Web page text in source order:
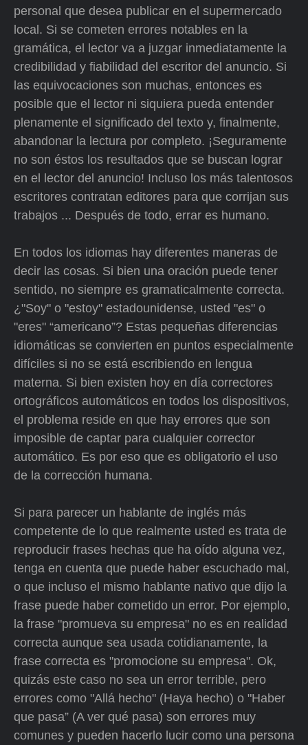
personal que desea publicar en el supermercado
local. Si se cometen errores notables en la
gramática, el lector va a juzgar inmediatamente la
credibilidad y fiabilidad del escritor del anuncio. Si
las equivocaciones son muchas, entonces es
posible que el lector ni siquiera pueda entender
plenamente el significado del texto y, finalmente,
abandonar la lectura por completo. ¡Seguramente
no son éstos los resultados que se buscan lograr
en el lector del anuncio! Incluso los más talentosos
escritores contratan editores para que corrijan sus
trabajos ... Después de todo, errar es humano.
En todos los idiomas hay diferentes maneras de
decir las cosas. Si bien una oración puede tener
sentido, no siempre es gramaticalmente correcta.
¿"Soy" o "estoy" estadounidense, usted "es" o
"eres" “americano”? Estas pequeñas diferencias
idiomáticas se convierten en puntos especialmente
difíciles si no se está escribiendo en lengua
materna. Si bien existen hoy en día correctores
ortográficos automáticos en todos los dispositivos,
el problema reside en que hay errores que son
imposible de captar para cualquier corrector
automático. Es por eso que es obligatorio el uso
de la corrección humana.
Si para parecer un hablante de inglés más
competente de lo que realmente usted es trata de
reproducir frases hechas que ha oído alguna vez,
tenga en cuenta que puede haber escuchado mal,
o que incluso el mismo hablante nativo que dijo la
frase puede haber cometido un error. Por ejemplo,
la frase "promueva su empresa" no es en realidad
correcta aunque sea usada cotidianamente, la
frase correcta es "promocione su empresa". Ok,
quizás este caso no sea un error terrible, pero
errores como "Allá hecho" (Haya hecho) o "Haber
que pasa” (A ver qué pasa) son errores muy
comunes y pueden hacerlo lucir como una persona